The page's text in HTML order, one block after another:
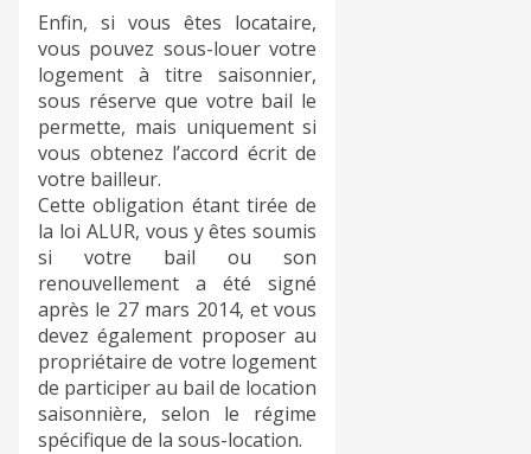
Enfin, si vous êtes locataire,
vous pouvez sous-louer votre
logement à titre saisonnier,
sous réserve que votre bail le
permette, mais uniquement si
vous obtenez l’accord écrit de
votre bailleur.
Cette obligation étant tirée de
la loi ALUR, vous y êtes soumis
si votre bail ou son
renouvellement a été signé
après le 27 mars 2014, et vous
devez également proposer au
propriétaire de votre logement
de participer au bail de location
saisonnière, selon le régime
spécifique de la sous-location.